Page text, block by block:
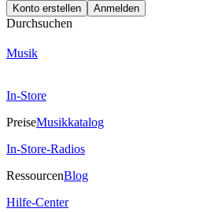
Konto erstellen Anmelden
Durchsuchen
Musik
In-Store
PreiseMusikkatalog
In-Store-Radios
RessourcenBlog
Hilfe-Center